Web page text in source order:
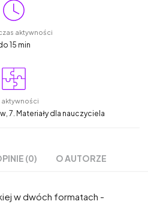
aktywności
15 min
aktywności
7. Materiały dla nauczyciela
(0) O AUTORZE
w dwóch formatach -